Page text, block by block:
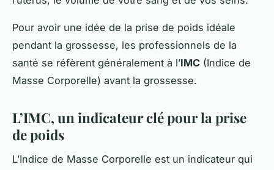
Pour avoir une idée de la prise de poids idéale
pendant la grossesse, les professionnels de la
santé se réfèrent généralement à l’IMC (Indice de
Masse Corporelle) avant la grossesse.
L’IMC, un indicateur clé pour la prise
de poids
L’Indice de Masse Corporelle est un indicateur qui